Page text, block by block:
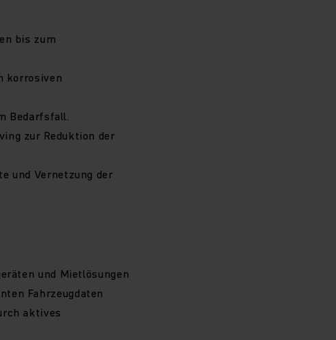
bis zum
korrosiven
Bedarfsfall.
zur Reduktion der
und Vernetzung der
und Mietlösungen
Fahrzeugdaten
aktives